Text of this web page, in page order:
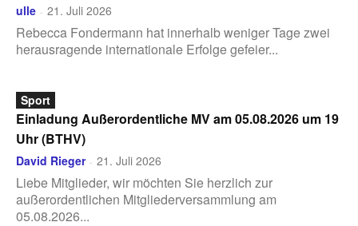
ulle - 21. Juli 2026
Rebecca Fondermann hat innerhalb weniger Tage zwei
herausragende internationale Erfolge gefeier...
Sport
Einladung Außerordentliche MV am 05.08.2026 um 19
Uhr (BTHV)
David Rieger - 21. Juli 2026
Liebe Mitglieder, wir möchten Sie herzlich zur
außerordentlichen Mitgliederversammlung am
05.08.2026...